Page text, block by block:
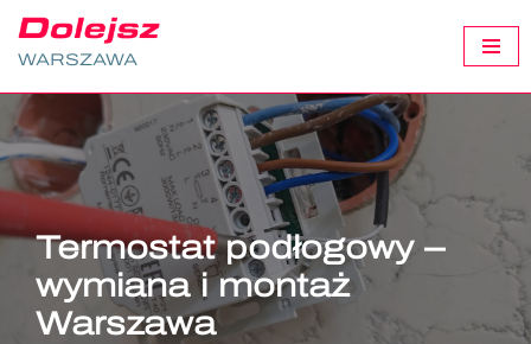
Przejdź
do
treści
WARSZAWA
Termostat podłogowy –
wymiana i montaż
Warszawa